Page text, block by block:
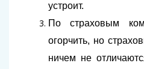
устроит.
По страховым
огорчить, но
ничем не